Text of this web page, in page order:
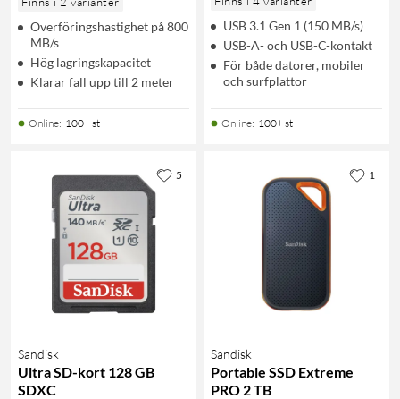
Överföringshastighet på 800
MB/s
Hög lagringskapacitet
Klarar fall upp till 2 meter
Online: 100+ st
USB 3.1 Gen 1 (150 MB/s)
USB-A- och USB-C-kontakt
För både datorer, mobiler
och surfplattor
Online: 100+ st
Sandisk
Ultra SD-kort 128 GB
SDXC
5
Sandisk
Portable SSD Extreme
PRO 2 TB
1